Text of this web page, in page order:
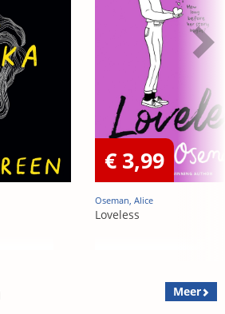
€ 3,99
Oseman, Alice
Loveless
Meer